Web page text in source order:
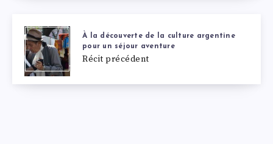
À la découverte de la culture argentine
pour un séjour aventure
Récit précédent